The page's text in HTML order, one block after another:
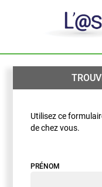
Utilisez ce
de chez vous.
PRÉNOM